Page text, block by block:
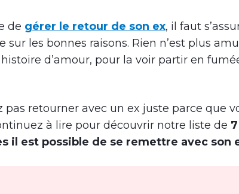
de gérer le retour de son ex, il faut
sur les bonnes raisons. Rien n’est plus
d’amour, pour la voir partir en
pas retourner avec un ex juste parce que
à lire pour découvrir notre liste de
il est possible de se remettre avec son